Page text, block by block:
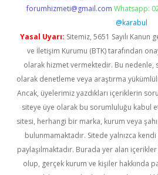
forumhizmeti@gmail.com Whatsapp:
@karabul
Yasal Uyarı: Sitemiz, 5651 Sayılı
ve İletişim Kurumu (BTK) tarafından
olarak hizmet vermektedir. Bu
olarak denetleme veya araştırma
Ancak, üyelerimiz yazdıkları içeriklerin
siteye üye olarak bu sorumluluğu kabul
sitesi, herhangi bir marka, kurum veya
bulunmamaktadır. Sitede yalnızca kendi
paylaşılmaktadır. Burada yer alan
olup, gerçek kurum ve kişiler hakkında